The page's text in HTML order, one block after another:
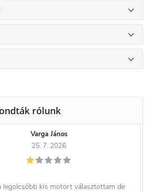
Varga János
25. 7. 2026
legolcsóbb kis motort választottam de